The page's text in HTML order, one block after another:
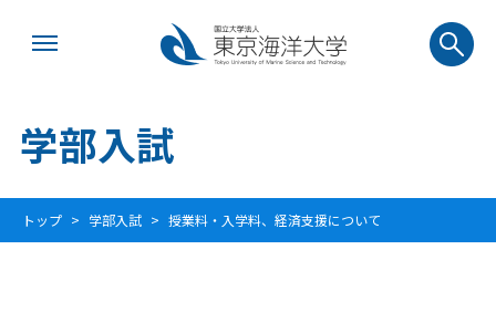
学部入試
トップ 学部入試 授業料・入学料、経済支援について